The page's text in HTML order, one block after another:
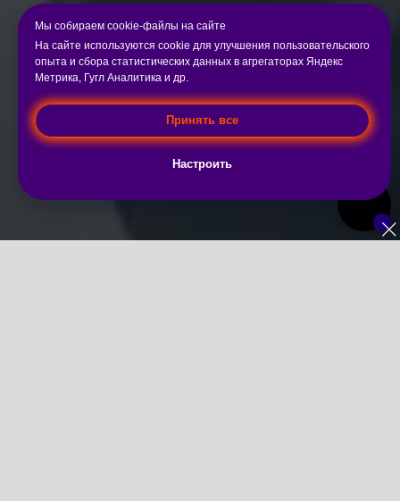
Мы собираем cookie-файлы на сайте
На сайте используются cookie для улучшения пользовательского
опыта и сбора статистических данных в агрегаторах Яндекс
Метрика, Гугл Аналитика и др.
Принять все
Настроить